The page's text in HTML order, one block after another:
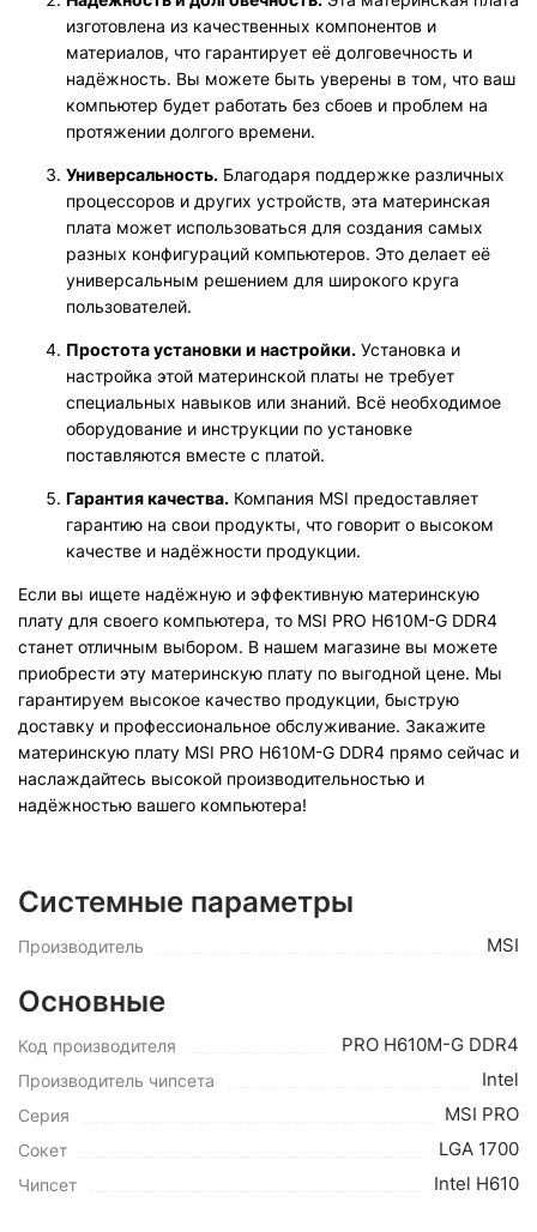
изготовлена из качественных компонентов и
материалов, что гарантирует её долговечность и
надёжность. Вы можете быть уверены в том, что ваш
компьютер будет работать без сбоев и проблем на
протяжении долгого времени.
Универсальность. Благодаря поддержке различных
процессоров и других устройств, эта материнская
плата может использоваться для создания самых
разных конфигураций компьютеров. Это делает её
универсальным решением для широкого круга
пользователей.
Простота установки и настройки. Установка и
настройка этой материнской платы не требует
специальных навыков или знаний. Всё необходимое
оборудование и инструкции по установке
поставляются вместе с платой.
Гарантия качества. Компания MSI предоставляет
гарантию на свои продукты, что говорит о высоком
качестве и надёжности продукции.
Если вы ищете надёжную и эффективную материнскую
плату для своего компьютера, то MSI PRO H610M-G DDR4
станет отличным выбором. В нашем магазине вы можете
приобрести эту материнскую плату по выгодной цене. Мы
гарантируем высокое качество продукции, быструю
доставку и профессиональное обслуживание. Закажите
материнскую плату MSI PRO H610M-G DDR4 прямо сейчас и
наслаждайтесь высокой производительностью и
надёжностью вашего компьютера!
Системные параметры
Производитель MSI
Основные
Код производителя PRO H610M-G DDR4
Производитель чипсета Intel
Серия MSI PRO
Сокет LGA 1700
Чипсет Intel H610